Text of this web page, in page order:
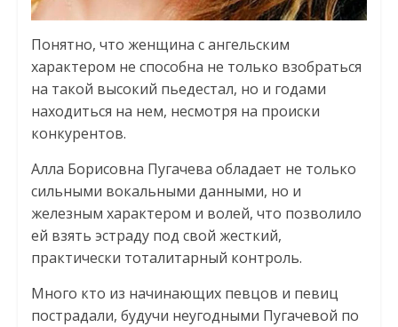
Понятно, что женщина с ангельским
характером не способна не только взобраться
на такой высокий пьедестал, но и годами
находиться на нем, несмотря на происки
конкурентов.
Алла Борисовна Пугачева обладает не только
сильными вокальными данными, но и
железным характером и волей, что позволило
ей взять эстраду под свой жесткий,
практически тоталитарный контроль.
Много кто из начинающих певцов и певиц
пострадали, будучи неугодными Пугачевой по